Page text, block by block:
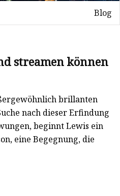
Blog
streamen können
brillanten
nach dieser Erfindung
beginnt Lewis ein
eine Begegnung, die